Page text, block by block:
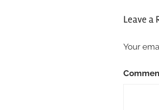
Leave a
Your